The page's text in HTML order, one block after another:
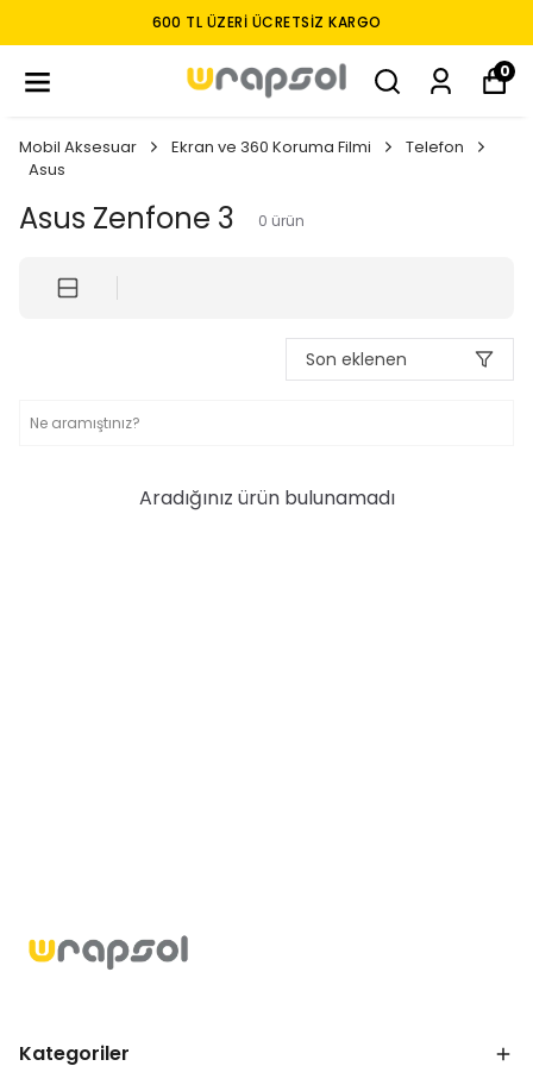
600 TL ÜZERI ÜCRETSIZ KARGO
0
Mobil Aksesuar Ekran ve 360 Koruma Filmi
Telefon
Asus
Asus Zenfone 3 0 ürün
Son eklenen
Aradığınız ürün bulunamadı
Kategoriler